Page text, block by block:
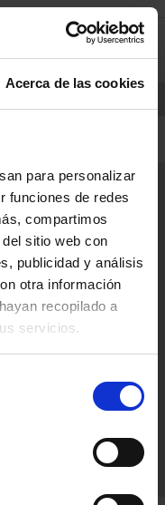
Acerca de las cookies
para personalizar
funciones de redes
compartimos
sitio web con
publicidad y análisis
otra información
recopilado a
servicios.
0
(FAQs)